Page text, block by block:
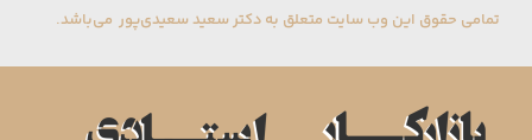
تمامی حقوق این وب سایت متعلق به دکتر سعید سعیدی‌پور می‌باشد.